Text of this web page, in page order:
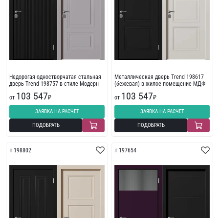
Недорогая одностворчатая стальная
дверь Trend 198757 в стиле Модерн
от 103 547₽
ЗАЯВКА НА РАСЧЕТ
ПОДОБРАТЬ
Металлическая дверь Trend 198617
(бежевая) в жилое помещение МДФ
от 103 547₽
ЗАЯВКА НА РАСЧЕТ
ПОДОБРАТЬ
198802 197654